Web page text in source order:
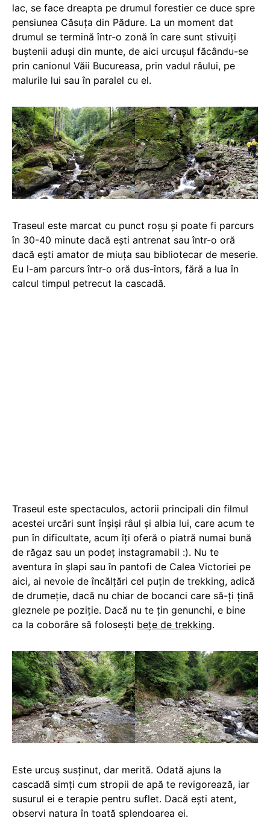
lac, se face dreapta pe drumul forestier ce duce spre
pensiunea Căsuța din Pădure. La un moment dat
drumul se termină într-o zonă în care sunt stivuiți
buștenii aduși din munte, de aici urcușul făcându-se
prin canionul Văii Bucureasa, prin vadul râului, pe
malurile lui sau în paralel cu el.
Traseul este marcat cu punct roșu și poate fi parcurs
în 30-40 minute dacă ești antrenat sau într-o oră
dacă ești amator de miuța sau bibliotecar de meserie.
Eu l-am parcurs într-o oră dus-întors, fără a lua în
calcul timpul petrecut la cascadă.
Traseul este spectaculos, actorii principali din filmul
acestei urcări sunt înșiși râul și albia lui, care acum te
pun în dificultate, acum îți oferă o piatră numai bună
de răgaz sau un podeț instagramabil :). Nu te
aventura în șlapi sau în pantofi de Calea Victoriei pe
aici, ai nevoie de încălțări cel puțin de trekking, adică
de drumeție, dacă nu chiar de bocanci care să-ți țină
gleznele pe poziție. Dacă nu te țin genunchi, e bine
ca la coborâre să folosești bețe de trekking.
Este urcuș susținut, dar merită. Odată ajuns la
cascadă simți cum stropii de apă te revigorează, iar
susurul ei e terapie pentru suflet. Dacă ești atent,
observi natura în toată splendoarea ei.